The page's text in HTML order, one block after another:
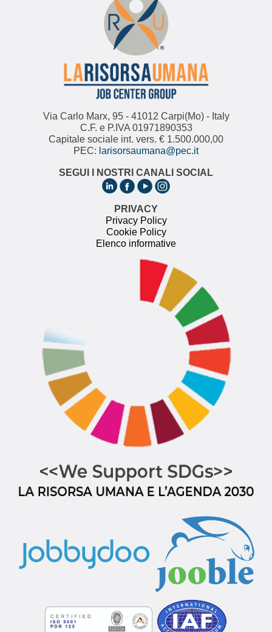
Via Carlo Marx, 95 - 41012 Carpi(Mo) - Italy
C.F. e P.IVA 01971890353
Capitale sociale int. vers. € 1.500.000,00
PEC: larisorsaumana@pec.it
SEGUI I NOSTRI CANALI SOCIAL
PRIVACY
Privacy Policy
Cookie Policy
Elenco informative